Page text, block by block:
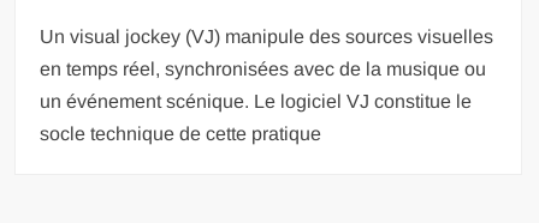
Un visual jockey (VJ) manipule des sources visuelles
en temps réel, synchronisées avec de la musique ou
un événement scénique. Le logiciel VJ constitue le
socle technique de cette pratique